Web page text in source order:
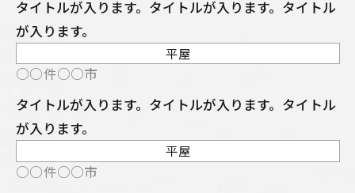
タイトルが入ります。タイトルが入ります。タイトル
が入ります。
NEW 平屋
○○件○○市
タイトルが入ります。タイトルが入ります。タイトル
が入ります。
NEW 平屋
○○件○○市